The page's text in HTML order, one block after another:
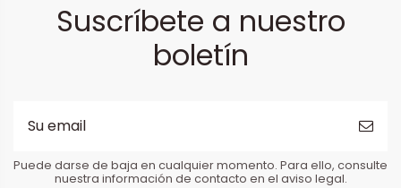
Suscríbete a nuestro
boletín
Puede darse de baja en cualquier momento. Para ello, consulte
nuestra información de contacto en el aviso legal.